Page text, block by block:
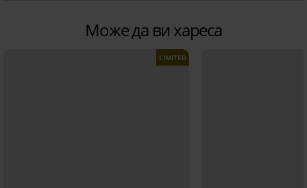
Може да ви хареса
LIMITED